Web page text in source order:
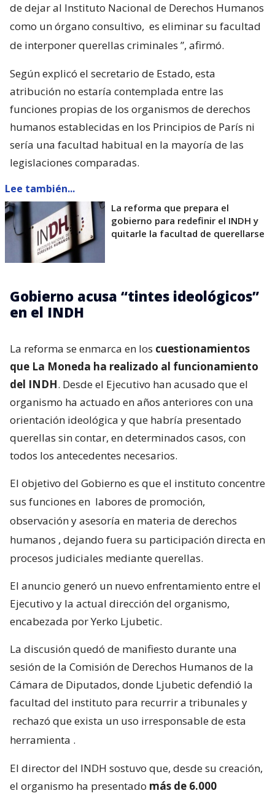
de dejar al Instituto Nacional de Derechos Humanos
como un órgano consultivo, es eliminar su facultad
de interponer querellas criminales ”, afirmó.
Según explicó el secretario de Estado, esta
atribución no estaría contemplada entre las
funciones propias de los organismos de derechos
humanos establecidas en los Principios de París ni
sería una facultad habitual en la mayoría de las
legislaciones comparadas.
Lee también...
La reforma que prepara el
gobierno para redefinir el INDH y
quitarle la facultad de querellarse
Gobierno acusa “tintes ideológicos”
en el INDH
La reforma se enmarca en los cuestionamientos
que La Moneda ha realizado al funcionamiento
del INDH. Desde el Ejecutivo han acusado que el
organismo ha actuado en años anteriores con una
orientación ideológica y que habría presentado
querellas sin contar, en determinados casos, con
todos los antecedentes necesarios.
El objetivo del Gobierno es que el instituto concentre
sus funciones en labores de promoción,
observación y asesoría en materia de derechos
humanos , dejando fuera su participación directa en
procesos judiciales mediante querellas.
El anuncio generó un nuevo enfrentamiento entre el
Ejecutivo y la actual dirección del organismo,
encabezada por Yerko Ljubetic.
La discusión quedó de manifiesto durante una
sesión de la Comisión de Derechos Humanos de la
Cámara de Diputados, donde Ljubetic defendió la
facultad del instituto para recurrir a tribunales y
rechazó que exista un uso irresponsable de esta
herramienta .
El director del INDH sostuvo que, desde su creación,
el organismo ha presentado más de 6.000